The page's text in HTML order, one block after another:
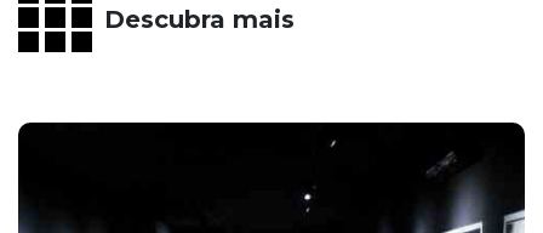
Descubra mais